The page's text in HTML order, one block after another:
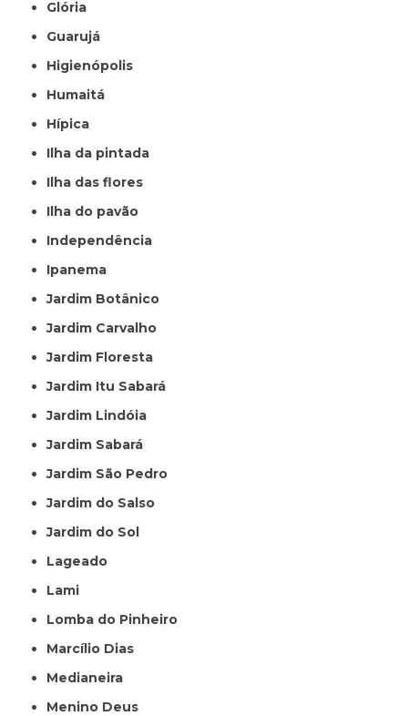
Glória
Guarujá
Higienópolis
Humaitá
Hípica
Ilha da pintada
Ilha das flores
Ilha do pavão
Independência
Ipanema
Jardim Botânico
Jardim Carvalho
Jardim Floresta
Jardim Itu Sabará
Jardim Lindóia
Jardim Sabará
Jardim São Pedro
Jardim do Salso
Jardim do Sol
Lageado
Lami
Lomba do Pinheiro
Marcílio Dias
Medianeira
Menino Deus